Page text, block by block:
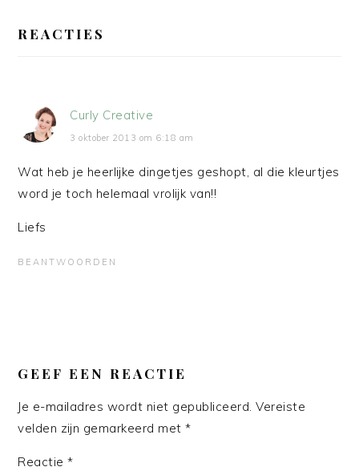
INTERACTIES
REACTIES
Curly Creative
3 oktober 2013 om 6:18 am
Wat heb je heerlijke dingetjes geshopt, al die kleurtjes
word je toch helemaal vrolijk van!!
Liefs
BEANTWOORDEN
GEEF EEN REACTIE
Je e-mailadres wordt niet gepubliceerd. Vereiste
velden zijn gemarkeerd met*
Reactie*